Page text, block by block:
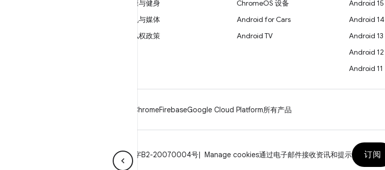
健康与健身
相机与媒体
隐私权政策
ChromeOS 设备
Android for Cars
Android TV
Android 15
Android 14
Android 13
Android 12
Android 11
ChromeFirebaseGoogle Cloud Platform所有产品
ICP证合字B2-20070004号 Manage cookies通过电子邮件接收资讯和提示 订阅